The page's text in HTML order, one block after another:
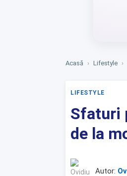
Acasă › Lifestyle ›
LIFESTYLE
Sfaturi
de la
Autor: